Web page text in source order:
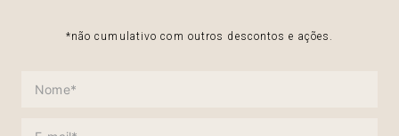
*não cumulativo com outros descontos e ações.